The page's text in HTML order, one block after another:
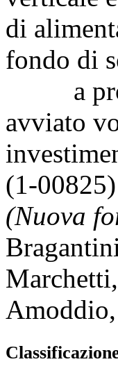
di
fondo di
a
avviato
(1-00825)
(Nuova
Bragantini
Marchetti,
Amoddio,